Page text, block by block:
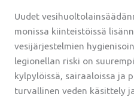
Uudet
monissa kiinteistöissä
vesijärjestelmien
legionellan riski on
kylpylöissä, sairaaloissa ja
turvallinen veden käsittely